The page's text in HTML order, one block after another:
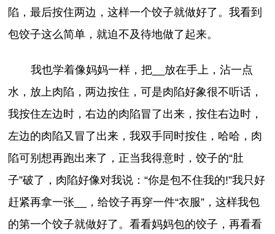
陷，最后按住两边，这样一个饺子就做好了。我看到
包饺子这么简单，就迫不及待地做了起来。
我也学着像妈妈一样，把__放在手上，沾一点
水，放上肉陷，两边按住，可是肉陷好象很不听话，
我按住左边时，右边的肉陷冒了出来，按住右边时，
左边的肉陷又冒了出来，我双手同时按住，哈哈，肉
陷可别想再跑出来了，正当我得意时，饺子的“肚
子”破了，肉陷好像对我说：“你是包不住我的!”我只好
赶紧再拿一张__，给饺子再穿一件“衣服”，这样我包
的第一个饺子就做好了。看看妈妈包的饺子，再看看